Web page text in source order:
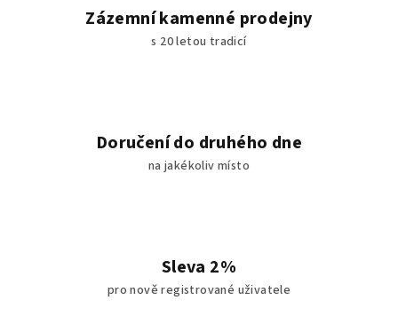
Zázemní kamenné prodejny
s 20 letou tradicí
Doručení do druhého dne
na jakékoliv místo
Sleva 2%
pro nově registrované uživatele